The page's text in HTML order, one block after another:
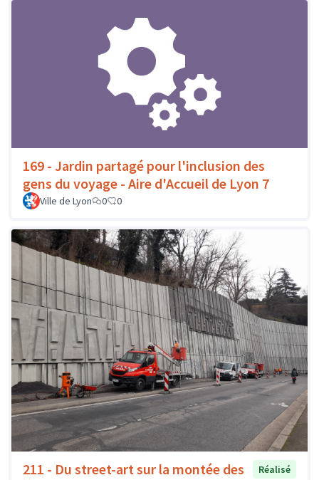
169 - Jardin partagé pour l'inclusion des
gens du voyage - Aire d'Accueil de Lyon 7
Ville de Lyon 0 0
211 - Du street-art sur la montée des
Réalisé